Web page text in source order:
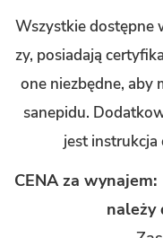
Wszyst­kie do­stęp­ne
zy, po­sia­da­ją
one nie­zbęd­ne, aby
sa­ne­pi­du.
jest in­struk­cja
CENA za
na­le­ży